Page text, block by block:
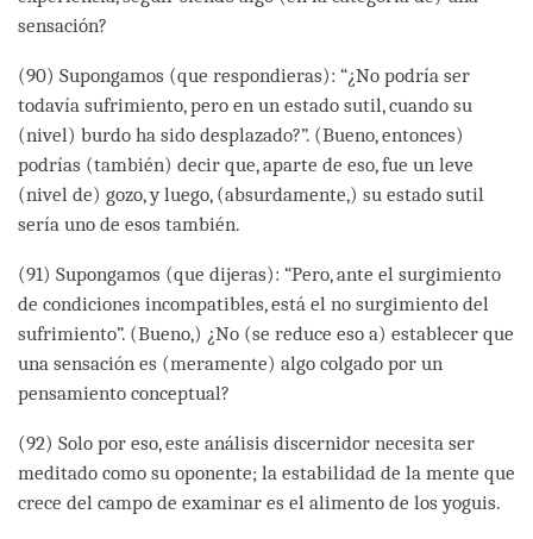
sensación?
(90) Supongamos (que respondieras): “¿No podría ser
todavía sufrimiento, pero en un estado sutil, cuando su
(nivel) burdo ha sido desplazado?”. (Bueno, entonces)
podrías (también) decir que, aparte de eso, fue un leve
(nivel de) gozo, y luego, (absurdamente,) su estado sutil
sería uno de esos también.
(91) Supongamos (que dijeras): “Pero, ante el surgimiento
de condiciones incompatibles, está el no surgimiento del
sufrimiento”. (Bueno,) ¿No (se reduce eso a) establecer que
una sensación es (meramente) algo colgado por un
pensamiento conceptual?
(92) Solo por eso, este análisis discernidor necesita ser
meditado como su oponente; la estabilidad de la mente que
crece del campo de examinar es el alimento de los yoguis.